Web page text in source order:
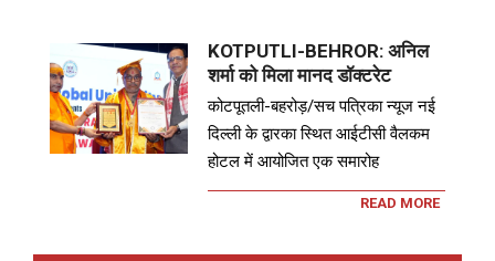
KOTPUTLI-BEHROR: अनिल
शर्मा को मिला मानद डॉक्टरेट
कोटपूतली-बहरोड़/सच पत्रिका न्यूज नई
दिल्ली के द्वारका स्थित आईटीसी वैलकम
होटल में आयोजित एक समारोह
READ MORE